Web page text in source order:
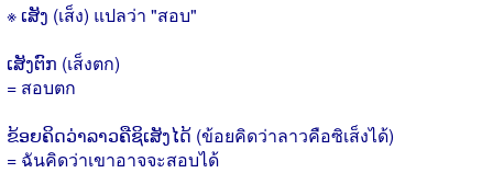
※ ເສັງ (เส็ง) แปลว่า "สอบ"
ເສັງຕົກ (เส็งตก)
= สอบตก
ຂ້ອຍຄິດວ່າລາວຄືຊິເສັງໄດ້ (ข้อยคิดว่าลาวคือซิเส็งได้)
= ฉันคิดว่าเขาอาจจะสอบได้